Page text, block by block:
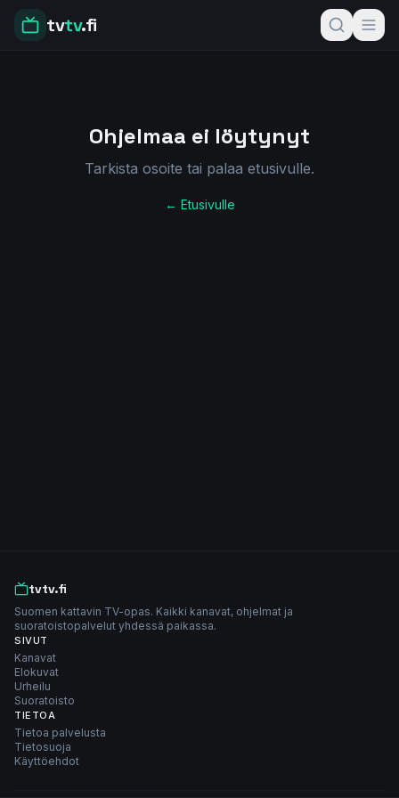
tvtv.fi
Ohjelmaa ei löytynyt
Tarkista osoite tai palaa etusivulle.
← Etusivulle
tvtv.fi
Suomen kattavin TV-opas. Kaikki kanavat, ohjelmat ja
suoratoistopalvelut yhdessä paikassa.
SIVUT
Kanavat
Elokuvat
Urheilu
Suoratoisto
TIETOA
Tietoa palvelusta
Tietosuoja
Käyttöehdot